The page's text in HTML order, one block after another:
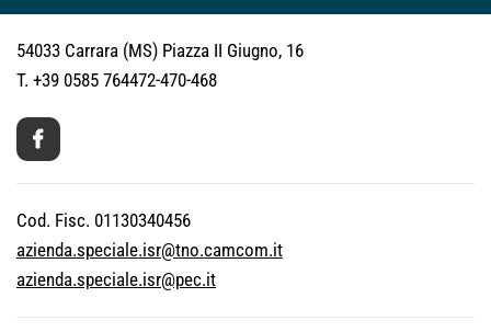
54033 Carrara (MS) Piazza II Giugno, 16
T. +39 0585 764472-470-468
Cod. Fisc. 01130340456
azienda.speciale.isr@tno.camcom.it
azienda.speciale.isr@pec.it